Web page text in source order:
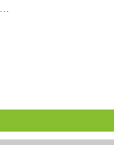
…